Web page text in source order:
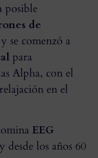
posible
de
se comenzó a
para
Alpha, con el
en el
EEG
desde los años 60